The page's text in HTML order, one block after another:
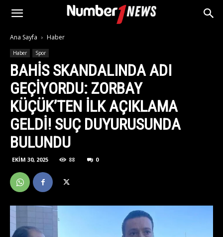
Ana Sayfa Haber
Haber Spor
BAHIS SKANDALINDA ADI
GEÇIYORDU: ZORBAY
KÜÇÜK’TEN ILK AÇIKLAMA
GELDI! SUÇ DUYURUSUNDA
BULUNDU
EKIM 30, 2025 88 0